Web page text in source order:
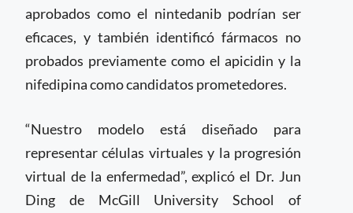
aprobados como el nintedanib podrían ser
eficaces, y también identificó fármacos no
probados previamente como el apicidin y la
nifedipina como candidatos prometedores.
“Nuestro modelo está diseñado para
representar células virtuales y la progresión
virtual de la enfermedad”, explicó el Dr. Jun
Ding de McGill University School of